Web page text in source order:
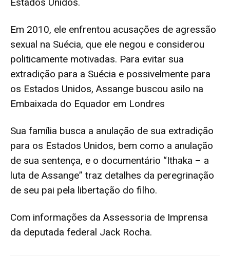
Em 2010, ele enfrentou acusações de agressão
sexual na Suécia, que ele negou e considerou
politicamente motivadas. Para evitar sua
extradição para a Suécia e possivelmente para
os Estados Unidos, Assange buscou asilo na
Embaixada do Equador em Londres
Sua família busca a anulação de sua extradição
para os Estados Unidos, bem como a anulação
de sua sentença, e o documentário “Ithaka – a
luta de Assange” traz detalhes da peregrinação
de seu pai pela libertação do filho.
Com informações da Assessoria de Imprensa
da deputada federal Jack Rocha.